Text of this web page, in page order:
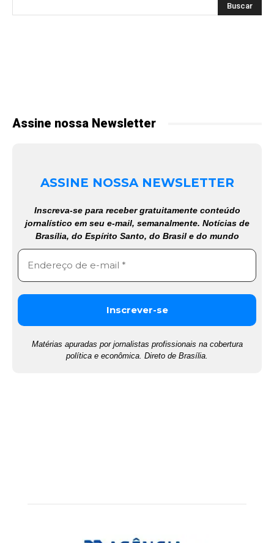
Assine nossa Newsletter
ASSINE NOSSA NEWSLETTER
Inscreva-se para receber gratuitamente conteúdo
jornalístico em seu e-mail, semanalmente. Notícias de
Brasília, do Espírito Santo, do Brasil e do mundo
Matérias apuradas por jornalistas profissionais na cobertura
política e econômica. Direto de Brasília.